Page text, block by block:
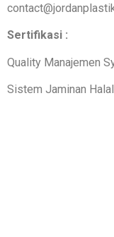
Sertifikasi :
Quality Manajemen
Sistem Jaminan